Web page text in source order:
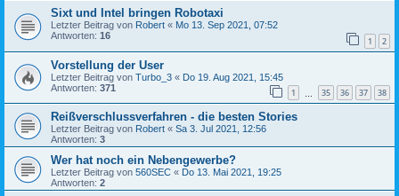
Sixt und Intel bringen Robotaxi
Letzter Beitrag von Robert « Mo 13. Sep 2021, 07:52
Antworten: 16 1 2
Vorstellung der User
Letzter Beitrag von Turbo_3 « Do 19. Aug 2021, 15:45
Antworten: 371 1 35 36 37 38
Reißverschlussverfahren - die besten Stories
Letzter Beitrag von Robert « Sa 3. Jul 2021, 12:56
Antworten: 3
Wer hat noch ein Nebengewerbe?
Letzter Beitrag von 560SEC « Do 13. Mai 2021, 19:25
Antworten: 2